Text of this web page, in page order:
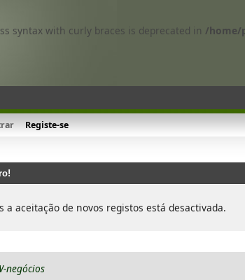
syntax with curly braces is deprecated in /home/
Registe-se
a aceitação de novos registos está desactivada.
negócios